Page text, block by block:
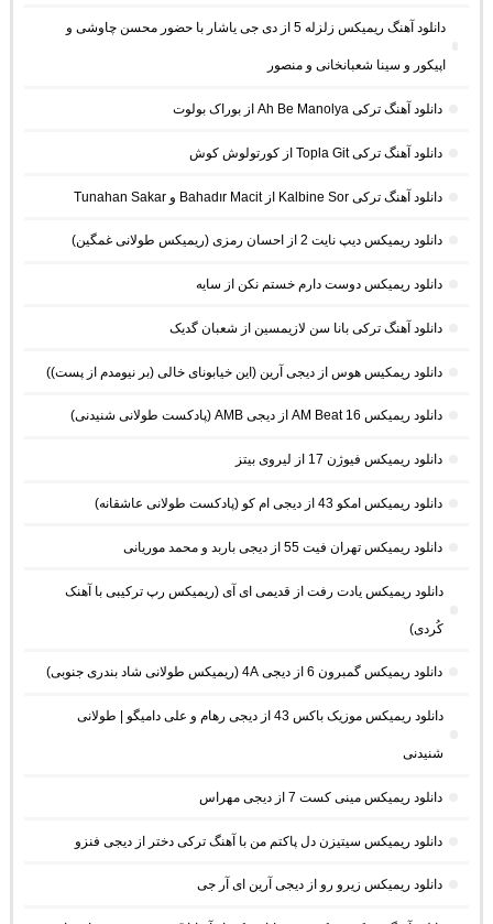
دانلود آهنگ ریمیکس زلزله 5 از دی جی یاشار با حضور محسن چاوشی و
اپیکور و سینا شعبانخانی و منصور
دانلود آهنگ ترکی Ah Be Manolya از بوراک بولوت
دانلود آهنگ ترکی Topla Git از کورتولوش کوش
دانلود آهنگ ترکی Kalbine Sor از Bahadır Macit و Tunahan Sakar
دانلود ریمیکس دیپ نایت 2 از احسان رمزی (ریمیکس طولانی غمگین)
دانلود ریمیکس دوست دارم خستم نکن از سایه
دانلود آهنگ ترکی بانا سن لازیمسین از شعبان گدیک
دانلود ریمکیس هوس از دیجی آرین (این خیابونای خالی (بر نیومدم از پست))
دانلود ریمیکس AM Beat 16 از دیجی AMB (پادکست طولانی شنیدنی)
دانلود ریمیکس فیوژن 17 از لیروی بیتز
دانلود ریمیکس امکو 43 از دیجی ام کو (پادکست طولانی عاشقانه)
دانلود ریمیکس تهران فیت 55 از دیجی باربد و محمد موریانی
دانلود ریمیکس یادت رفت از قدیمی ای آی (ریمیکس رپ ترکیبی با آهنک
کُردی)
دانلود ریمیکس گمبرون 6 از دیجی 4A (ریمیکس طولانی شاد بندری جنوبی)
دانلود ریمیکس موزیک باکس 43 از دیجی رهام و علی دامیگو | طولانی
شنیدنی
دانلود ریمیکس مینی کست 7 از دیجی مهراس
دانلود ریمیکس سیتیزن دل پاکتم من با آهنگ ترکی دختر از دیجی فنزو
دانلود ریمیکس زیرو رو از دیجی آرین ای آر جی